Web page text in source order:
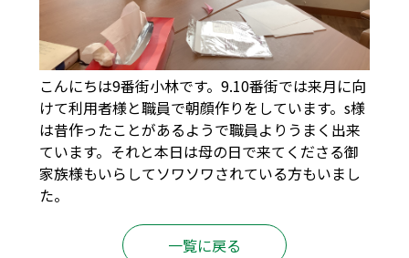
こんにちは9番街小林です。9.10番街では来月に向
けて利用者様と職員で朝顔作りをしています。s様
は昔作ったことがあるようで職員よりうまく出来
ています。それと本日は母の日で来てくださる御
家族様もいらしてソワソワされている方もいまし
た。
一覧に戻る